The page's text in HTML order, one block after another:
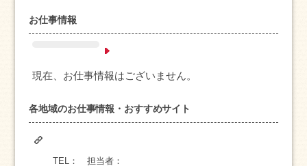
お仕事情報
現在、お仕事情報はございません。
各地域のお仕事情報・おすすめサイト
TEL： 担当者：